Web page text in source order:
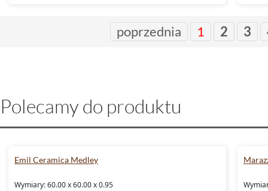
poprzednia 1 2 3
Polecamy do produktu
Emil Ceramica Medley
Wymiary: 60.00 x 60.00 x 0.95